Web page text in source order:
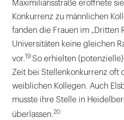
Maximiliansstraße eröffnete
Konkurrenz zu männlichen
fanden die Frauen im „Dritten
Universitäten keine gleichen
vor.19 So erhielten
Zeit bei Stellenkonkurrenz oft
weiblichen Kollegen. Auch
musste ihre Stelle in
überlassen.20